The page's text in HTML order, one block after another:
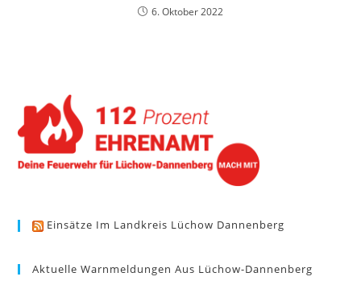
6. Oktober 2022
Einsätze Im Landkreis Lüchow Dannenberg
Aktuelle Warnmeldungen Aus Lüchow-Dannenberg